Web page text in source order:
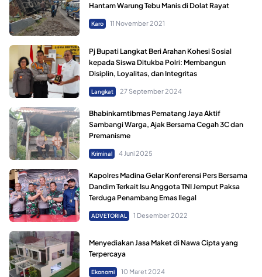
Hantam Warung Tebu Manis di Dolat Rayat
Karo 11 November 2021
Pj Bupati Langkat Beri Arahan Kohesi Sosial
kepada Siswa Ditukba Polri: Membangun
Disiplin, Loyalitas, dan Integritas
Langkat 27 September 2024
Bhabinkamtibmas Pematang Jaya Aktif
Sambangi Warga, Ajak Bersama Cegah 3C dan
Premanisme
Kriminal 4 Juni 2025
Kapolres Madina Gelar Konferensi Pers Bersama
Dandim Terkait Isu Anggota TNI Jemput Paksa
Terduga Penambang Emas Ilegal
ADVETORIAL 1 Desember 2022
Menyediakan Jasa Maket di Nawa Cipta yang
Terpercaya
Ekonomi 10 Maret 2024